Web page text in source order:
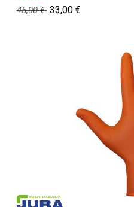
45,00€ 33,00€